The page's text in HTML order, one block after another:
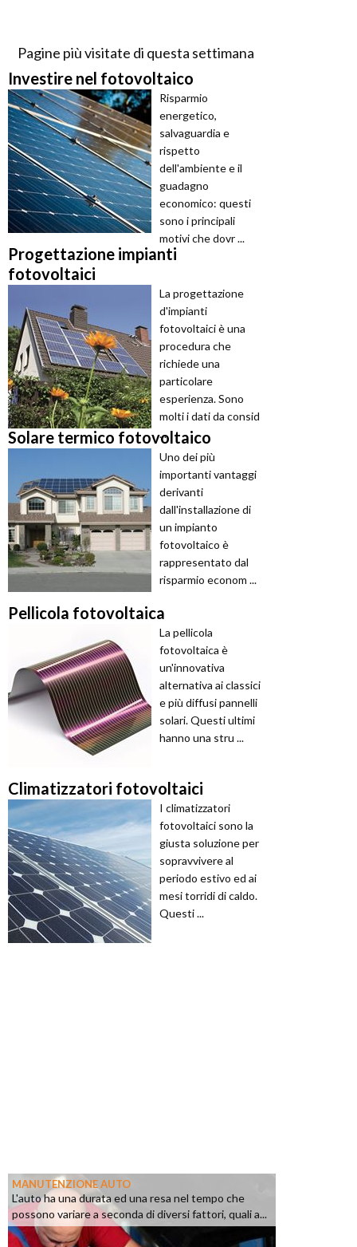
Pagine più visitate di questa settimana
Investire nel fotovoltaico
Risparmio
energetico,
salvaguardia e
rispetto
dell'ambiente e il
guadagno
economico: questi
sono i principali
motivi che dovr ...
Progettazione impianti
fotovoltaici
La progettazione
d'impianti
fotovoltaici è una
procedura che
richiede una
particolare
esperienza. Sono
molti i dati da consid
...
Solare termico fotovoltaico
Uno dei più
importanti vantaggi
derivanti
dall'installazione di
un impianto
fotovoltaico è
rappresentato dal
risparmio econom ...
Pellicola fotovoltaica
La pellicola
fotovoltaica è
un'innovativa
alternativa ai classici
e più diffusi pannelli
solari. Questi ultimi
hanno una stru ...
Climatizzatori fotovoltaici
I climatizzatori
fotovoltaici sono la
giusta soluzione per
sopravvivere al
periodo estivo ed ai
mesi torridi di caldo.
Questi ...
MANUTENZIONE AUTO
L'auto ha una durata ed una resa nel tempo che
possono variare a seconda di diversi fattori, quali a...